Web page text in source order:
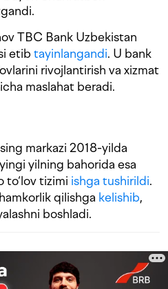
TBC Bank Uzbekistan
etib tayinlangandi. U bank
rivojlantirish va xizmat
maslahat beradi.
markazi 2018-yilda
yilning bahorida esa
to‘lov tizimi ishga tushirildi.
qilishga kelishib,
boshladi.